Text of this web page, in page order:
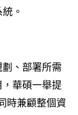
。
、部署所需
華碩一舉提
時兼顧整個資